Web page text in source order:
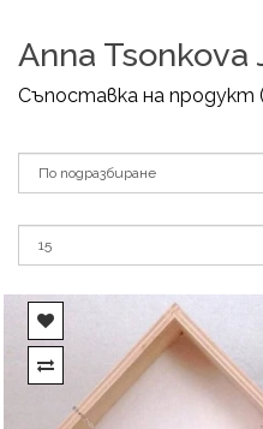
Anna Tsonkova
Съпоставка на продукт